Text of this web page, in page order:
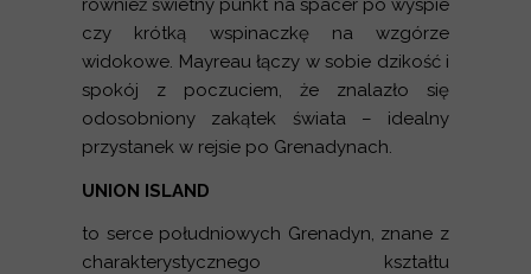
również świetny punkt na spacer po wyspie
czy krótką wspinaczkę na wzgórze
widokowe. Mayreau łączy w sobie dzikość i
spokój z poczuciem, że znalazło się
odosobniony zakątek świata – idealny
przystanek w rejsie po Grenadynach.
UNION ISLAND
to serce południowych Grenadyn, znane z
charakterystycznego kształtu